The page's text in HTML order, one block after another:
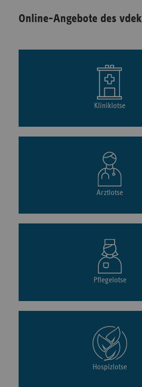
Online-Angebote des vdek
Kliniklotse
Arztlotse
Pflegelotse
Hospizlotse